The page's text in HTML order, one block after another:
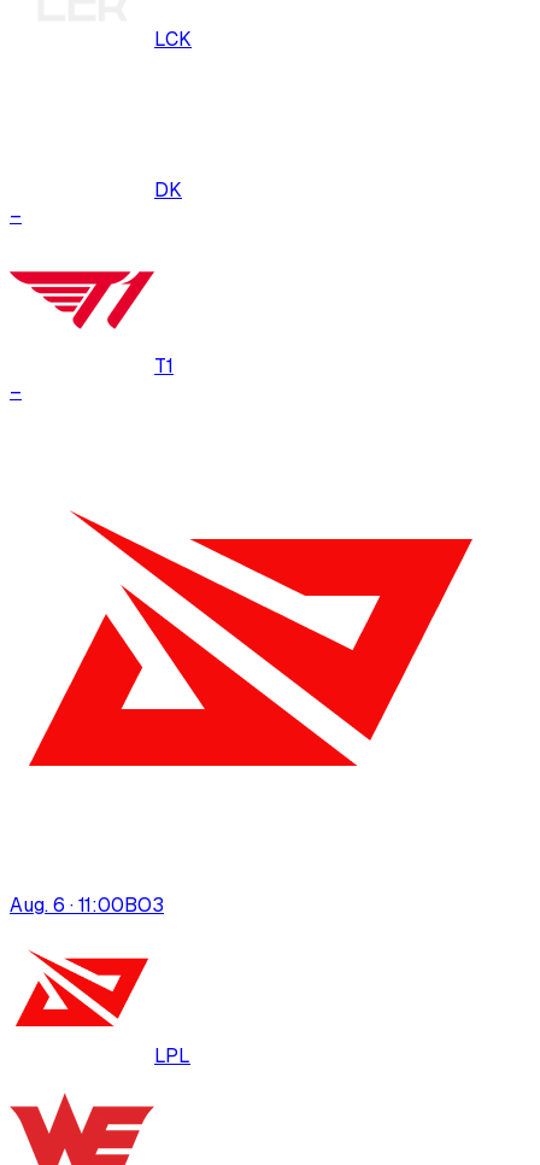
LCK
DK
–
T1
–
Aug. 6 · 11:00BO3
LPL